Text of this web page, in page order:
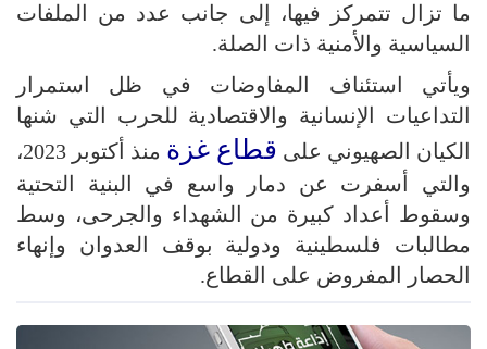
ما تزال تتمركز فيها، إلى جانب عدد من الملفات
السياسية والأمنية ذات الصلة.
ويأتي استئناف المفاوضات في ظل استمرار
التداعيات الإنسانية والاقتصادية للحرب التي شنها
الكيان الصهيوني على قطاع غزة
منذ أكتوبر 2023،
والتي أسفرت عن دمار واسع في البنية التحتية
وسقوط أعداد كبيرة من الشهداء والجرحى، وسط
مطالبات فلسطينية ودولية بوقف العدوان وإنهاء
الحصار المفروض على القطاع.